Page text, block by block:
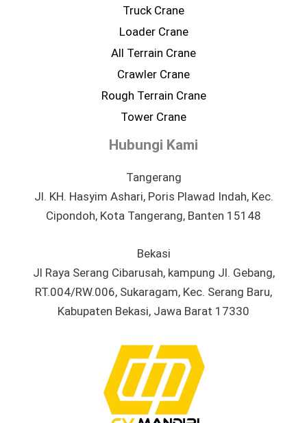
Hubungi Kami
Tangerang
Jl. KH. Hasyim Ashari, Poris Plawad Indah, Kec.
Cipondoh, Kota Tangerang, Banten 15148
Bekasi
Jl Raya Serang Cibarusah, kampung Jl. Gebang,
RT.004/RW.006, Sukaragam, Kec. Serang Baru,
Kabupaten Bekasi, Jawa Barat 17330
Truck Crane
Loader Crane
All Terrain Crane
Crawler Crane
Rough Terrain Crane
Tower Crane